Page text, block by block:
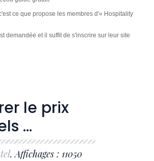
ce que propose les membres d'« Hospitality
demandée et il suffit de s'inscrire sur leur site
le prix
...
. Affichages : 11050